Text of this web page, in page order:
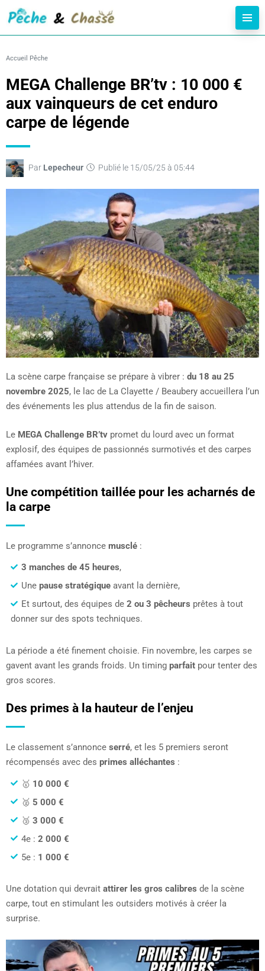
Accueil Pêche
MEGA Challenge BR’tv : 10 000 €
aux vainqueurs de cet enduro
carpe de légende
Par Lepecheur Publié le 15/05/25 à 05:44
La scène carpe française se prépare à vibrer : du 18 au 25
novembre 2025, le lac de La Clayette / Beaubery accueillera l’un
des événements les plus attendus de la fin de saison.
Le MEGA Challenge BR’tv promet du lourd avec un format
explosif, des équipes de passionnés surmotivés et des carpes
affamées avant l’hiver.
Une compétition taillée pour les acharnés de
la carpe
Le programme s’annonce musclé :
3 manches de 45 heures,
Une pause stratégiqueavant la dernière,
Et surtout, des équipes de 2 ou 3 pêcheurs prêtes à tout
donner sur des spots techniques.
La période a été finement choisie. Fin novembre, les carpes se
gavent avant les grands froids. Un timing parfait pour tenter des
gros scores.
Des primes à la hauteur de l’enjeu
Le classement s’annonce serré, et les 5 premiers seront
récompensés avec des primes alléchantes :
🥇 10 000 €
🥈 5 000 €
🥉 3 000 €
4e : 2 000 €
5e : 1 000 €
Une dotation qui devrait attirer les gros calibres de la scène
carpe, tout en stimulant les outsiders motivés à créer la
surprise.